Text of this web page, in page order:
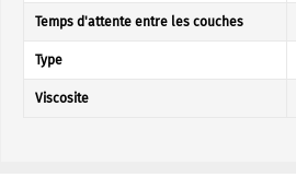
Temps d'attente entre les couches
Type
Viscosite